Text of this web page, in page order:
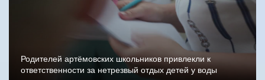
Родителей артёмовских школьников привлекли к
ответственности за нетрезвый отдых детей у воды